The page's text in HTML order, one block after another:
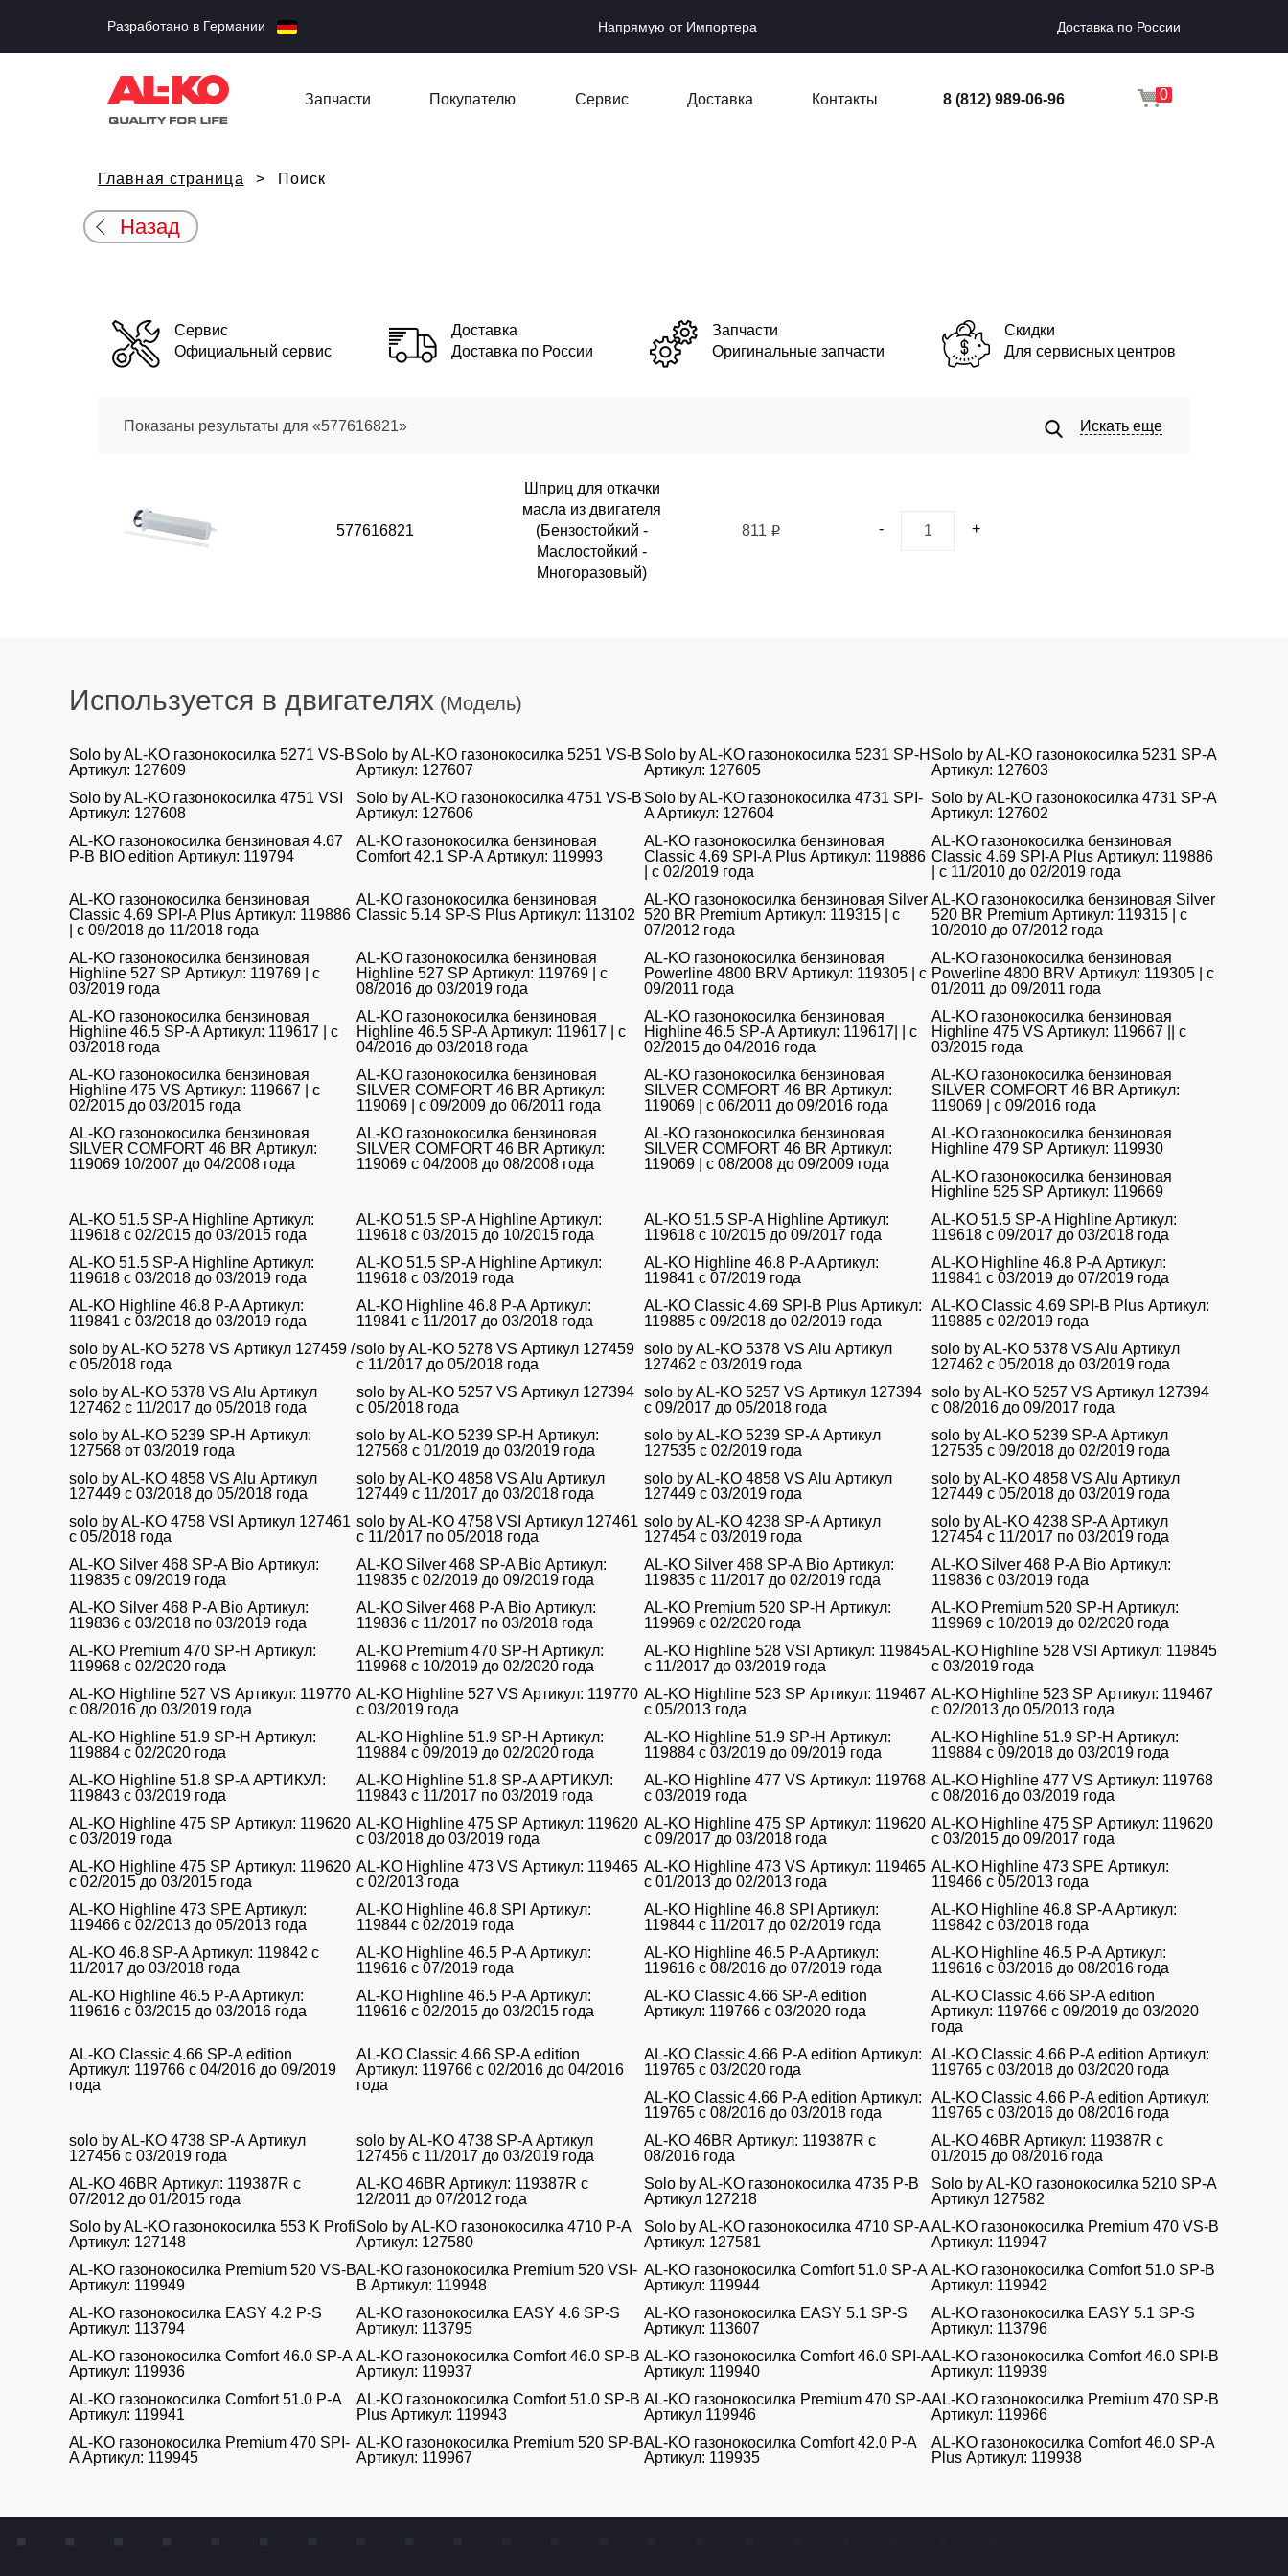
Разработано в Германии Напрямую от Импортера Доставка по России
Запчасти Покупателю Сервис Доставка Контакты 8 (812) 989-06-96 0
Главная страница Поиск
Назад
Сервис
Официальный сервис
Доставка
Доставка по России
Запчасти
Оригинальные запчасти
Скидки
Для сервисных центров
Показаны результаты для «577616821» Искать еще
577616821
Шприц для откачки
масла из двигателя
(Бензостойкий -
Маслостойкий -
Многоразовый)
811 i - +
Используется в двигателях (Модель)
Solo by AL-KO газонокосилка 5271 VS-B
Артикул: 127609
Solo by AL-KO газонокосилка 5251 VS-B
Артикул: 127607
Solo by AL-KO газонокосилка 5231 SP-H
Артикул: 127605
Solo by AL-KO газонокосилка 5231 SP-A
Артикул: 127603
Solo by AL-KO газонокосилка 4751 VSI
Артикул: 127608
Solo by AL-KO газонокосилка 4751 VS-B
Артикул: 127606
Solo by AL-KO газонокосилка 4731 SPI-
A Артикул: 127604
Solo by AL-KO газонокосилка 4731 SP-A
Артикул: 127602
AL-KO газонокосилка бензиновая 4.67
P-B BIO edition Артикул: 119794
AL-KO газонокосилка бензиновая
Comfort 42.1 SP-A Артикул: 119993
AL-KO газонокосилка бензиновая
Classic 4.69 SPI-A Plus Артикул: 119886
| с 02/2019 года
AL-KO газонокосилка бензиновая
Classic 4.69 SPI-A Plus Артикул: 119886
| с 11/2010 до 02/2019 года
AL-KO газонокосилка бензиновая
Classic 4.69 SPI-A Plus Артикул: 119886
| с 09/2018 до 11/2018 года
AL-KO газонокосилка бензиновая
Classic 5.14 SP-S Plus Артикул: 113102
AL-KO газонокосилка бензиновая Silver
520 BR Premium Артикул: 119315 | с
07/2012 года
AL-KO газонокосилка бензиновая Silver
520 BR Premium Артикул: 119315 | с
10/2010 до 07/2012 года
AL-KO газонокосилка бензиновая
Highline 527 SP Артикул: 119769 | с
03/2019 года
AL-KO газонокосилка бензиновая
Highline 527 SP Артикул: 119769 | с
08/2016 до 03/2019 года
AL-KO газонокосилка бензиновая
Powerline 4800 BRV Артикул: 119305 | с
09/2011 года
AL-KO газонокосилка бензиновая
Powerline 4800 BRV Артикул: 119305 | с
01/2011 до 09/2011 года
AL-KO газонокосилка бензиновая
Highline 46.5 SP-A Артикул: 119617 | с
03/2018 года
AL-KO газонокосилка бензиновая
Highline 46.5 SP-A Артикул: 119617 | с
04/2016 до 03/2018 года
AL-KO газонокосилка бензиновая
Highline 46.5 SP-A Артикул: 119617| | с
02/2015 до 04/2016 года
AL-KO газонокосилка бензиновая
Highline 475 VS Артикул: 119667 || с
03/2015 года
AL-KO газонокосилка бензиновая
Highline 475 VS Артикул: 119667 | с
02/2015 до 03/2015 года
AL-KO газонокосилка бензиновая
SILVER COMFORT 46 BR Артикул:
119069 | с 09/2009 до 06/2011 года
AL-KO газонокосилка бензиновая
SILVER COMFORT 46 BR Артикул:
119069 | с 06/2011 до 09/2016 года
AL-KO газонокосилка бензиновая
SILVER COMFORT 46 BR Артикул:
119069 | с 09/2016 года
AL-KO газонокосилка бензиновая
SILVER COMFORT 46 BR Артикул:
119069 10/2007 до 04/2008 года
AL-KO газонокосилка бензиновая
SILVER COMFORT 46 BR Артикул:
119069 с 04/2008 до 08/2008 года
AL-KO газонокосилка бензиновая
SILVER COMFORT 46 BR Артикул:
119069 | с 08/2008 до 09/2009 года
AL-KO газонокосилка бензиновая
Highline 479 SP Артикул: 119930
AL-KO газонокосилка бензиновая
Highline 525 SP Артикул: 119669
AL-KO 51.5 SP-A Highline Артикул:
119618 с 02/2015 до 03/2015 года
AL-KO 51.5 SP-A Highline Артикул:
119618 с 03/2015 до 10/2015 года
AL-KO 51.5 SP-A Highline Артикул:
119618 с 10/2015 до 09/2017 года
AL-KO 51.5 SP-A Highline Артикул:
119618 с 09/2017 до 03/2018 года
AL-KO 51.5 SP-A Highline Артикул:
119618 с 03/2018 до 03/2019 года
AL-KO 51.5 SP-A Highline Артикул:
119618 с 03/2019 года
AL-KO Highline 46.8 P-A Артикул:
119841 с 07/2019 года
AL-KO Highline 46.8 P-A Артикул:
119841 с 03/2019 до 07/2019 года
AL-KO Highline 46.8 P-A Артикул:
119841 с 03/2018 до 03/2019 года
AL-KO Highline 46.8 P-A Артикул:
119841 с 11/2017 до 03/2018 года
AL-KO Classic 4.69 SPI-B Plus Артикул:
119885 с 09/2018 до 02/2019 года
AL-KO Classic 4.69 SPI-B Plus Артикул:
119885 с 02/2019 года
solo by AL-KO 5278 VS Артикул 127459 /
с 05/2018 года
solo by AL-KO 5278 VS Артикул 127459
с 11/2017 до 05/2018 года
solo by AL-KO 5378 VS Alu Артикул
127462 с 03/2019 года
solo by AL-KO 5378 VS Alu Артикул
127462 с 05/2018 до 03/2019 года
solo by AL-KO 5378 VS Alu Артикул
127462 с 11/2017 до 05/2018 года
solo by AL-KO 5257 VS Артикул 127394
с 05/2018 года
solo by AL-KO 5257 VS Артикул 127394
с 09/2017 до 05/2018 года
solo by AL-KO 5257 VS Артикул 127394
с 08/2016 до 09/2017 года
solo by AL-KO 5239 SP-H Артикул:
127568 от 03/2019 года
solo by AL-KO 5239 SP-H Артикул:
127568 с 01/2019 до 03/2019 года
solo by AL-KO 5239 SP-A Артикул
127535 с 02/2019 года
solo by AL-KO 5239 SP-A Артикул
127535 с 09/2018 до 02/2019 года
solo by AL-KO 4858 VS Alu Артикул
127449 с 03/2018 до 05/2018 года
solo by AL-KO 4858 VS Alu Артикул
127449 с 11/2017 до 03/2018 года
solo by AL-KO 4858 VS Alu Артикул
127449 с 03/2019 года
solo by AL-KO 4858 VS Alu Артикул
127449 с 05/2018 до 03/2019 года
solo by AL-KO 4758 VSI Артикул 127461
с 05/2018 года
solo by AL-KO 4758 VSI Артикул 127461
с 11/2017 по 05/2018 года
solo by AL-KO 4238 SP-A Артикул
127454 c 03/2019 года
solo by AL-KO 4238 SP-A Артикул
127454 c 11/2017 по 03/2019 года
AL-KO Silver 468 SP-A Bio Артикул:
119835 с 09/2019 года
AL-KO Silver 468 SP-A Bio Артикул:
119835 с 02/2019 до 09/2019 года
AL-KO Silver 468 SP-A Bio Артикул:
119835 с 11/2017 до 02/2019 года
AL-KO Silver 468 P-A Bio Артикул:
119836 с 03/2019 года
AL-KO Silver 468 P-A Bio Артикул:
119836 с 03/2018 по 03/2019 года
AL-KO Silver 468 P-A Bio Артикул:
119836 с 11/2017 по 03/2018 года
AL-KO Premium 520 SP-H Артикул:
119969 с 02/2020 года
AL-KO Premium 520 SP-H Артикул:
119969 с 10/2019 до 02/2020 года
AL-KO Premium 470 SP-H Артикул:
119968 с 02/2020 года
AL-KO Premium 470 SP-H Артикул:
119968 с 10/2019 до 02/2020 года
AL-KO Highline 528 VSI Артикул: 119845
с 11/2017 до 03/2019 года
AL-KO Highline 528 VSI Артикул: 119845
с 03/2019 года
AL-KO Highline 527 VS Артикул: 119770
с 08/2016 до 03/2019 года
AL-KO Highline 527 VS Артикул: 119770
с 03/2019 года
AL-KO Highline 523 SP Артикул: 119467
с 05/2013 года
AL-KO Highline 523 SP Артикул: 119467
с 02/2013 до 05/2013 года
AL-KO Highline 51.9 SP-H Артикул:
119884 с 02/2020 года
AL-KO Highline 51.9 SP-H Артикул:
119884 с 09/2019 до 02/2020 года
AL-KO Highline 51.9 SP-H Артикул:
119884 с 03/2019 до 09/2019 года
AL-KO Highline 51.9 SP-H Артикул:
119884 с 09/2018 до 03/2019 года
AL-KO Highline 51.8 SP-A АРТИКУЛ:
119843 с 03/2019 года
AL-KO Highline 51.8 SP-A АРТИКУЛ:
119843 с 11/2017 по 03/2019 года
AL-KO Highline 477 VS Артикул: 119768
с 03/2019 года
AL-KO Highline 477 VS Артикул: 119768
с 08/2016 до 03/2019 года
AL-KO Highline 475 SP Артикул: 119620
с 03/2019 года
AL-KO Highline 475 SP Артикул: 119620
с 03/2018 до 03/2019 года
AL-KO Highline 475 SP Артикул: 119620
с 09/2017 до 03/2018 года
AL-KO Highline 475 SP Артикул: 119620
с 03/2015 до 09/2017 года
AL-KO Highline 475 SP Артикул: 119620
с 02/2015 до 03/2015 года
AL-KO Highline 473 VS Артикул: 119465
с 02/2013 года
AL-KO Highline 473 VS Артикул: 119465
с 01/2013 до 02/2013 года
AL-KO Highline 473 SPE Артикул:
119466 с 05/2013 года
AL-KO Highline 473 SPE Артикул:
119466 с 02/2013 до 05/2013 года
AL-KO Highline 46.8 SPI Артикул:
119844 с 02/2019 года
AL-KO Highline 46.8 SPI Артикул:
119844 с 11/2017 до 02/2019 года
AL-KO Highline 46.8 SP-A Артикул:
119842 с 03/2018 года
AL-KO 46.8 SP-A Артикул: 119842 с
11/2017 до 03/2018 года
AL-KO Highline 46.5 P-A Артикул:
119616 с 07/2019 года
AL-KO Highline 46.5 P-A Артикул:
119616 с 08/2016 до 07/2019 года
AL-KO Highline 46.5 P-A Артикул:
119616 с 03/2016 до 08/2016 года
AL-KO Highline 46.5 P-A Артикул:
119616 с 03/2015 до 03/2016 года
AL-KO Highline 46.5 P-A Артикул:
119616 с 02/2015 до 03/2015 года
AL-KO Classic 4.66 SP-A edition
Артикул: 119766 с 03/2020 года
AL-KO Classic 4.66 SP-A edition
Артикул: 119766 с 09/2019 до 03/2020
года
AL-KO Classic 4.66 SP-A edition
Артикул: 119766 с 04/2016 до 09/2019
года
AL-KO Classic 4.66 SP-A edition
Артикул: 119766 с 02/2016 до 04/2016
года
AL-KO Classic 4.66 P-A edition Артикул:
119765 с 03/2020 года
AL-KO Classic 4.66 P-A edition Артикул:
119765 с 03/2018 до 03/2020 года
AL-KO Classic 4.66 P-A edition Артикул:
119765 с 08/2016 до 03/2018 года
AL-KO Classic 4.66 P-A edition Артикул:
119765 с 03/2016 до 08/2016 года
solo by AL-KO 4738 SP-A Артикул
127456 с 03/2019 года
solo by AL-KO 4738 SP-A Артикул
127456 с 11/2017 до 03/2019 года
AL-KO 46BR Артикул: 119387R с
08/2016 года
AL-KO 46BR Артикул: 119387R с
01/2015 до 08/2016 года
AL-KO 46BR Артикул: 119387R с
07/2012 до 01/2015 года
AL-KO 46BR Артикул: 119387R с
12/2011 до 07/2012 года
Solo by AL-KO газонокосилка 4735 P-B
Артикул 127218
Solo by AL-KO газонокосилка 5210 SP-A
Артикул 127582
Solo by AL-KO газонокосилка 553 K Profi
Артикул: 127148
Solo by AL-KO газонокосилка 4710 P-A
Артикул: 127580
Solo by AL-KO газонокосилка 4710 SP-A
Артикул: 127581
AL-KO газонокосилка Premium 470 VS-B
Артикул: 119947
AL-KO газонокосилка Premium 520 VS-B
Артикул: 119949
AL-KO газонокосилка Premium 520 VSI-
B Артикул: 119948
AL-KO газонокосилка Comfort 51.0 SP-A
Артикул: 119944
AL-KO газонокосилка Comfort 51.0 SP-B
Артикул: 119942
AL-KO газонокосилка EASY 4.2 P-S
Артикул: 113794
AL-KO газонокосилка EASY 4.6 SP-S
Артикул: 113795
AL-KO газонокосилка EASY 5.1 SP-S
Артикул: 113607
AL-KO газонокосилка EASY 5.1 SP-S
Артикул: 113796
AL-KO газонокосилка Comfort 46.0 SP-A
Артикул: 119936
AL-KO газонокосилка Comfort 46.0 SP-B
Артикул: 119937
AL-KO газонокосилка Comfort 46.0 SPI-A
Артикул: 119940
AL-KO газонокосилка Comfort 46.0 SPI-B
Артикул: 119939
AL-KO газонокосилка Comfort 51.0 P-A
Артикул: 119941
AL-KO газонокосилка Comfort 51.0 SP-B
Plus Артикул: 119943
AL-KO газонокосилка Premium 470 SP-A
Артикул 119946
AL-KO газонокосилка Premium 470 SP-B
Артикул: 119966
AL-KO газонокосилка Premium 470 SPI-
A Артикул: 119945
AL-KO газонокосилка Premium 520 SP-B
Артикул: 119967
AL-KO газонокосилка Comfort 42.0 P-A
Артикул: 119935
AL-KO газонокосилка Comfort 46.0 SP-A
Plus Артикул: 119938